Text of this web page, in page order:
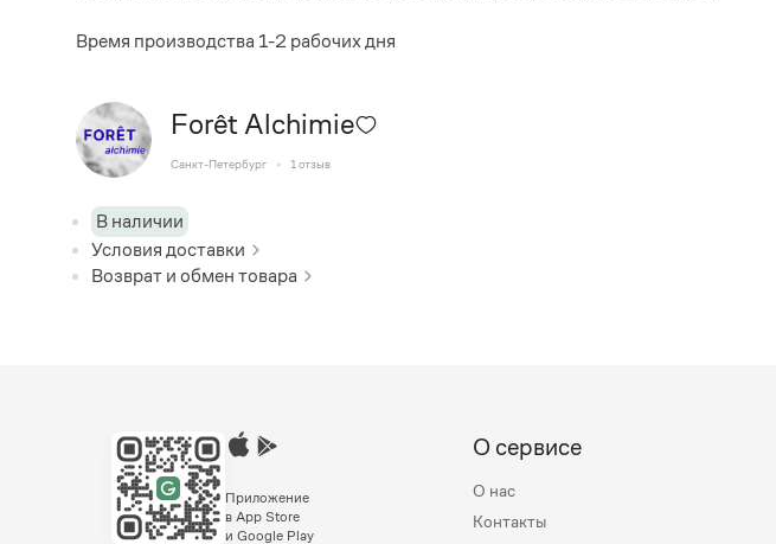
Время производства 1-2 рабочих дня
Forêt Alchimie
Санкт-Петербург 1 отзыв
В наличии
Условия доставки
Возврат и обмен товара
Приложение
в App Store
и Google Play
О сервисе
О нас
Контакты